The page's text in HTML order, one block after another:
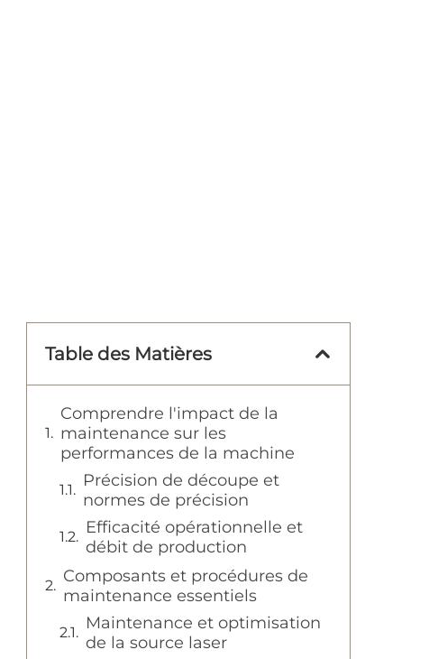
Table des Matières
Comprendre l'impact de la
maintenance sur les
performances de la machine
Précision de découpe et
normes de précision
Efficacité opérationnelle et
débit de production
Composants et procédures de
maintenance essentiels
Maintenance et optimisation
de la source laser